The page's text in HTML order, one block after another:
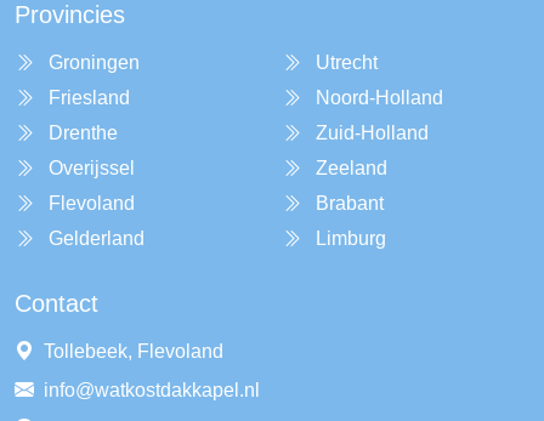
Provincies
Groningen
Friesland
Drenthe
Overijssel
Flevoland
Gelderland
Utrecht
Noord-Holland
Zuid-Holland
Zeeland
Brabant
Limburg
Contact
Tollebeek, Flevoland
info@watkostdakkapel.nl